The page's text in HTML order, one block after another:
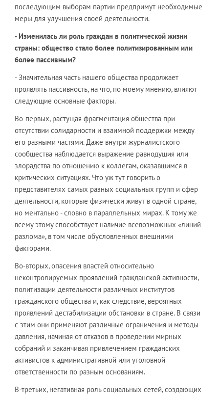
последующим выборам партии предпримут необходимые
меры для улучшения своей деятельности.
- Изменилась ли роль граждан в политической жизни
страны: общество стало более политизированным или
более пассивным?
- Значительная часть нашего общества продолжает
проявлять пассивность, на что, по моему мнению, влияют
следующие основные факторы.
Во-первых, растущая фрагментация общества при
отсутствии солидарности и взаимной поддержки между
его разными частями. Даже внутри журналистского
сообщества наблюдается выражение равнодушия или
злорадства по отношению к коллегам, оказавшимся в
критических ситуациях. Что уж тут говорить о
представителях самых разных социальных групп и сфер
деятельности, которые физически живут в одной стране,
но ментально - словно в параллельных мирах. К тому же
всему этому способствует наличие всевозможных «линий
разлома», в том числе обусловленных внешними
факторами.
Во-вторых, опасения властей относительно
неконтролируемых проявлений гражданской активности,
политизации деятельности различных институтов
гражданского общества и, как следствие, вероятных
проявлений дестабилизации обстановки в стране. В связи
с этим они применяют различные ограничения и методы
давления, начиная от отказов в проведении мирных
собраний и заканчивая привлечением гражданских
активистов к административной или уголовной
ответственности по разным основаниям.
В-третьих, негативная роль социальных сетей, создающих